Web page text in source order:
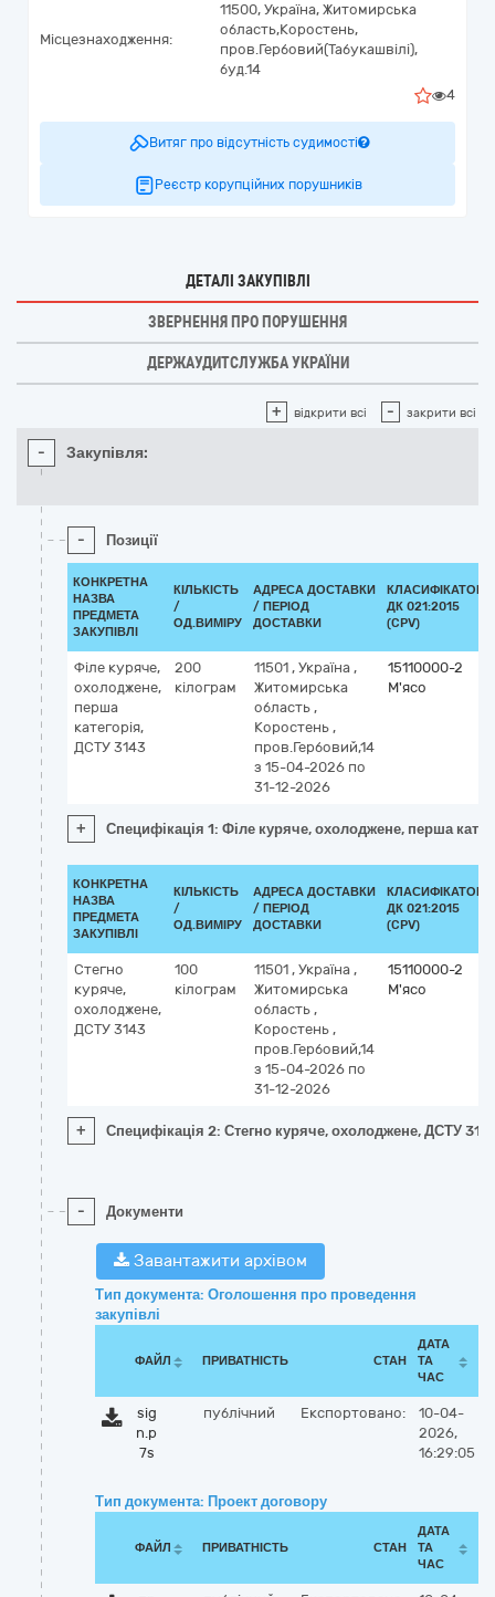
Місцезнаходження:
11500, Україна, Житомирська
область,Коростень,
пров.Гербовий(Табукашвілі),
буд.14
4
Витяг про відсутність судимості
Реєстр корупційних порушників
ДЕТАЛІ ЗАКУПІВЛІ
ЗВЕРНЕННЯ ПРО ПОРУШЕННЯ
ДЕРЖАУДИТСЛУЖБА УКРАЇНИ
+ відкрити всі - закрити всі
- Закупівля:
- Позиції
КОНКРЕТНА
НАЗВА
ПРЕДМЕТА
ЗАКУПІВЛІ
КІЛЬКІСТЬ
/
ОД.ВИМІРУ
АДРЕСА ДОСТАВКИ
/ ПЕРІОД
ДОСТАВКИ
КЛАСИФІКАТОР
ДК 021:2015
(CPV)
Філе куряче,
охолоджене,
перша
категорія,
ДСТУ 3143
200
кілограм
11501 , Україна ,
Житомирська
область ,
Коростень ,
пров.Гербовий,14
з 15-04-2026 по
31-12-2026
15110000-2
М'ясо
+ Специфікація 1: Філе куряче, охолоджене, перша
КОНКРЕТНА
НАЗВА
ПРЕДМЕТА
ЗАКУПІВЛІ
КІЛЬКІСТЬ
/
ОД.ВИМІРУ
АДРЕСА ДОСТАВКИ
/ ПЕРІОД
ДОСТАВКИ
КЛАСИФІКАТОР
ДК 021:2015
(CPV)
Стегно
куряче,
охолоджене,
ДСТУ 3143
100
кілограм
11501 , Україна ,
Житомирська
область ,
Коростень ,
пров.Гербовий,14
з 15-04-2026 по
31-12-2026
15110000-2
М'ясо
+ Специфікація 2: Стегно куряче, охолоджене, ДСТУ
- Документи
Завантажити архівом
Тип документа: Оголошення про проведення
закупівлі
ФАЙЛ ПРИВАТНІСТЬ СТАН
ДАТА
ТА
ЧАС
sig
n.p
7s
публічний Експортовано:
10-04-
2026,
16:29:05
Тип документа: Проект договору
ФАЙЛ ПРИВАТНІСТЬ СТАН
ДАТА
ТА
ЧАС